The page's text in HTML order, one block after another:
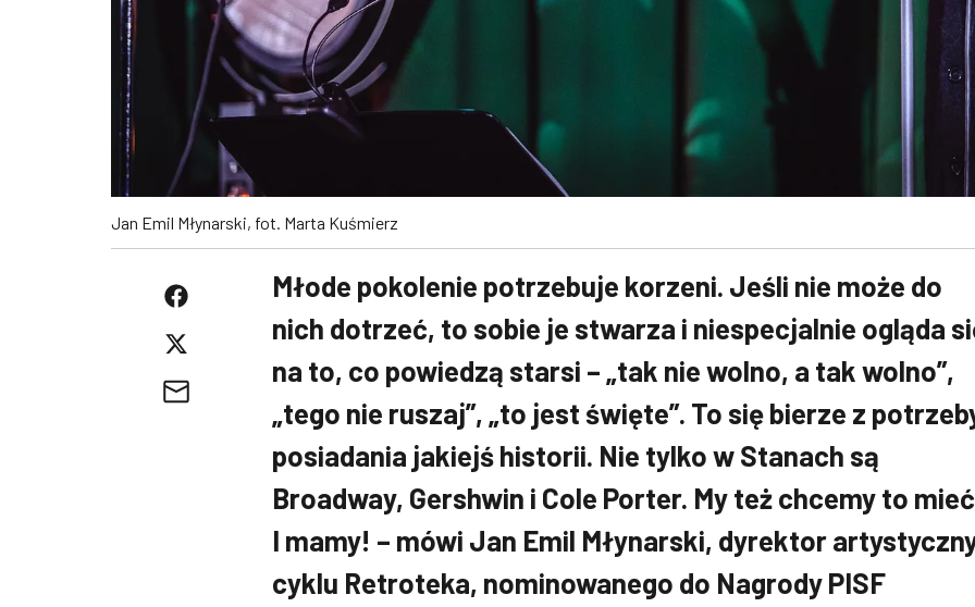
Jan Emil Młynarski, fot. Marta Kuśmierz
Młode pokolenie potrzebuje korzeni. Jeśli nie może do
nich dotrzeć, to sobie je stwarza i niespecjalnie ogląda
na to, co powiedzą starsi – „tak nie wolno, a tak wolno”,
„tego nie ruszaj”, „to jest święte”. To się bierze z
posiadania jakiejś historii. Nie tylko w Stanach są
Broadway, Gershwin i Cole Porter. My też chcemy to
I mamy! – mówi Jan Emil Młynarski, dyrektor
cyklu Retroteka, nominowanego do Nagrody PISF